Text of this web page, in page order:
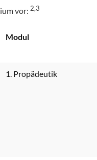
vor: 2,3
Modul
1. Propädeutik